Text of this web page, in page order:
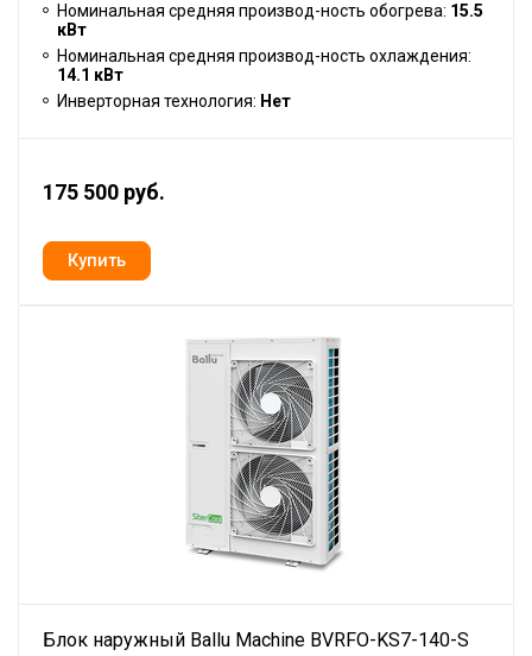
Номинальная средняя производ-ность обогрева: 15.5
кВт
Номинальная средняя производ-ность охлаждения:
14.1 кВт
Инверторная технология: Нет
175 500 руб.
Блок наружный Ballu Machine BVRFO-KS7-140-S